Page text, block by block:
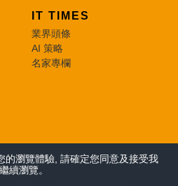
IT TIMES
業界頭條
AI 策略
名家專欄
Reserved.
的瀏覽體驗, 請確定您同意及接受我
續瀏覽。